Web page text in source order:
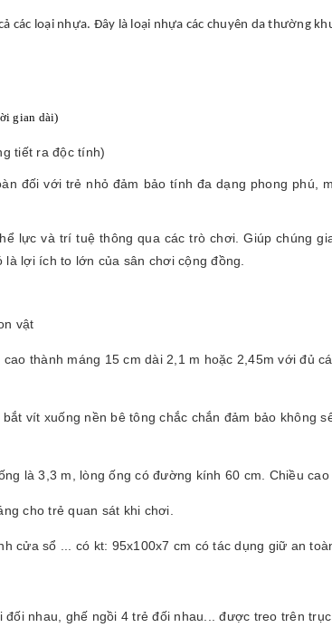
các loại nhựa. Đây là loại nhựa các chuyên da thường
gian dài)
tiết ra độc tính)
đối với trẻ nhỏ đảm bảo tính đa dạng phong phú,
lực và trí tuệ thông qua các trò chơi. Giúp chúng
lợi ích to lớn của sân chơi cộng đồng.
vật
thành máng 15 cm dài 2,1 m hoặc 2,45m với đủ
vít xuống nền bê tông chắc chắn đảm bảo không
là 3,3 m, lòng ống có đường kính 60 cm. Chiều
cho trẻ quan sát khi chơi.
sổ ... có kt: 95x100x7 cm có tác dụng giữ an
nhau, ghế ngồi 4 trẻ đối nhau... được treo trên